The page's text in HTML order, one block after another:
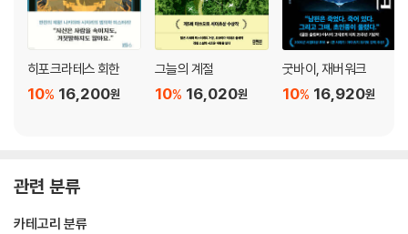
히포크라테스 회한
16,200원
10%
그늘의 계절
16,020원
10%
굿바이, 재버워크
16,920원
10%
관련 분류
카테고리 분류